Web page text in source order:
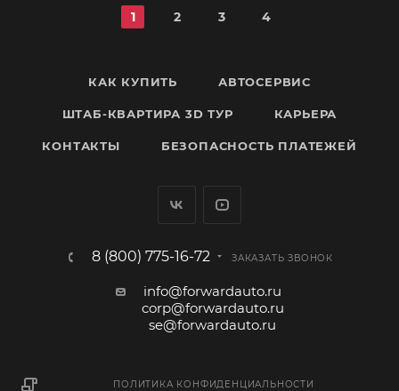
1 2 3 4
КАК КУПИТЬ АВТОСЕРВИС
ШТАБ-КВАРТИРА 3D ТУР КАРЬЕРА
КОНТАКТЫ БЕЗОПАСНОСТЬ ПЛАТЕЖЕЙ
8 (800) 775-16-72 ЗАКАЗАТЬ ЗВОНОК
info@forwardauto.ru
corp@forwardauto.ru
se@forwardauto.ru
ПОЛИТИКА КОНФИДЕНЦИАЛЬНОСТИ